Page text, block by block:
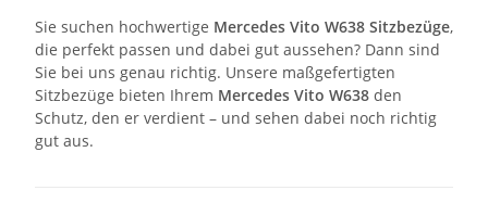
Sie suchen hochwertige Mercedes Vito W638 Sitzbezüge,
die perfekt passen und dabei gut aussehen? Dann sind
Sie bei uns genau richtig. Unsere maßgefertigten
Sitzbezüge bieten Ihrem Mercedes Vito W638 den
Schutz, den er verdient – und sehen dabei noch richtig
gut aus.